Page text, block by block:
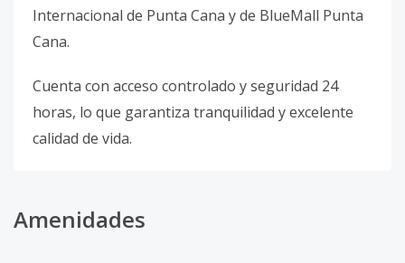
Internacional de Punta Cana y de BlueMall Punta
Cana.
Cuenta con acceso controlado y seguridad 24
horas, lo que garantiza tranquilidad y excelente
calidad de vida.
Amenidades